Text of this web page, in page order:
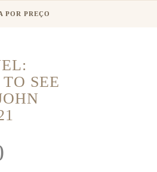
POR PREÇO
SEE